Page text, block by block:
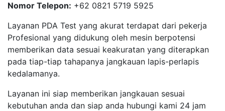
Nomor Telepon: +62 0821 5719 5925
Layanan PDA Test yang akurat terdapat dari pekerja
Profesional yang didukung oleh mesin berpotensi
memberikan data sesuai keakuratan yang diterapkan
pada tiap-tiap tahapanya jangkauan lapis-perlapis
kedalamanya.
Layanan ini siap memberikan jangkauan sesuai
kebutuhan anda dan siap anda hubungi kami 24 jam